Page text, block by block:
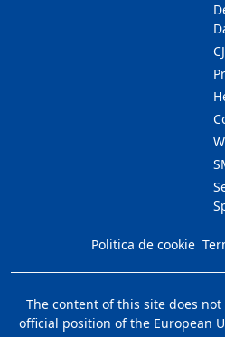
Politica de cookie
The content of this site does
official position of the European